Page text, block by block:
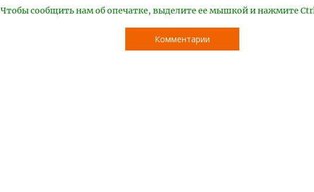
Чтобы сообщить нам об опечатке, выделите ее мышкой и нажмите
Комментарии